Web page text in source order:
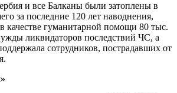
и все Балканы были затоплены в
за последние 120 лет наводнения,
качестве гуманитарной помощи 80 тыс.
ликвидаторов последствий ЧС, а
сотрудников, пострадавших от